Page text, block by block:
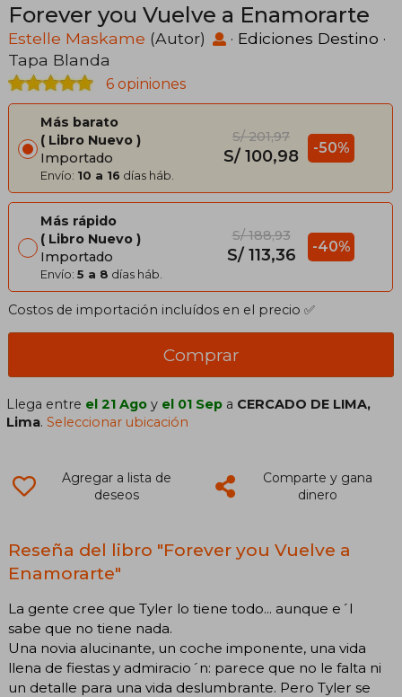
Forever you Vuelve a Enamorarte
Estelle Maskame (Autor) · Ediciones Destino ·
Tapa Blanda
6 opiniones
Más barato
Libro Nuevo
Importado
Envío: 10 a 16 días háb.
S/ 201,97
S/ 100,98 -50%
Más rápido
Libro Nuevo
Importado
Envío: 5 a 8 días háb.
S/ 188,93
S/ 113,36 -40%
Costos de importación incluídos en el precio ✅
Comprar
Llega entre el 21 Ago y el 01 Sep a CERCADO DE LIMA,
Lima.Seleccionar ubicación
Agregar a lista de
deseos
Comparte y gana
dinero
Reseña del libro "Forever you Vuelve a
Enamorarte"
La gente cree que Tyler lo tiene todo... aunque e´l
sabe que no tiene nada.
Una novia alucinante, un coche imponente, una vida
llena de fiestas y admiracio´n: parece que no le falta ni
un detalle para una vida deslumbrante. Pero Tyler se